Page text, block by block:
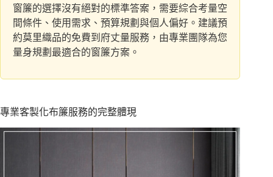
窗簾的選擇沒有絕對的標準答案，需要綜合考量空
間條件、使用需求、預算規劃與個人偏好。建議預
約莫里織品的免費到府丈量服務，由專業團隊為您
量身規劃最適合的窗簾方案。
專業客製化布簾服務的完整體現